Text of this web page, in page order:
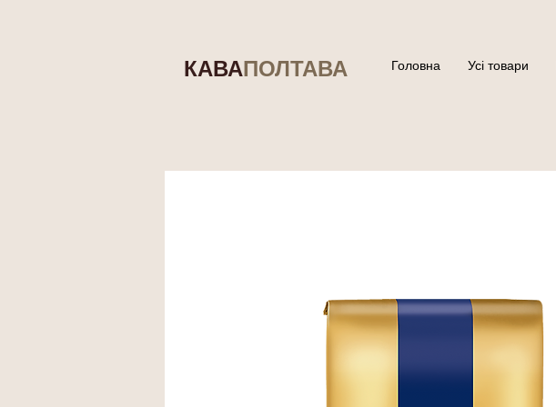
КАВАПОЛТАВА Головна Усі товари